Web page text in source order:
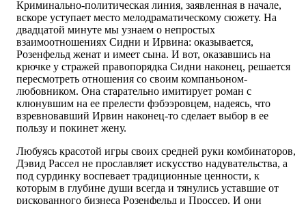
Криминально-политическая линия, заявленная в начале,
вскоре уступает место мелодраматическому сюжету. На
двадцатой минуте мы узнаем о непрос­тых
взаимоотношениях Сидни и Ирвина: оказывается,
Розенфельд женат и имеет сына. И вот, оказавшись на
крючке у стражей правопорядка Сидни наконец, решается
пересмотреть отношения со своим компаньоном-
любовником. Она старательно имитирует роман с
клюнувшим на ее прелести фэбээровцем, надеясь, что
взревновавший Ирвин наконец-то сделает выбор в ее
пользу и покинет жену.
Любуясь красотой игры своих средней руки комбинаторов,
Дэвид Рассел не прославляет искусство надувательства, а
под сурдинку воспевает традиционные ценности, к
которым в глубине души всегда и тянулись уставшие от
рискованного бизнеса Розенфельд и Проссер. И они